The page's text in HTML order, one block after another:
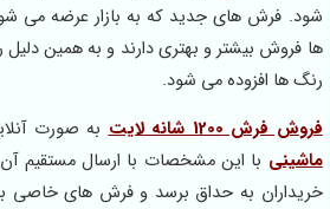
شود. فرش های جدید که به بازار عرضه می
ها فروش بیشتر و بهتری دارند و به همین دلیل
رنگ ها افزوده می شود.
فروش فرش 1200 شانه لایت
به صورت
ماشینی با این مشخصات با ارسال مستقیم آن
خریداران به حداق برسد و فرش های خاصی